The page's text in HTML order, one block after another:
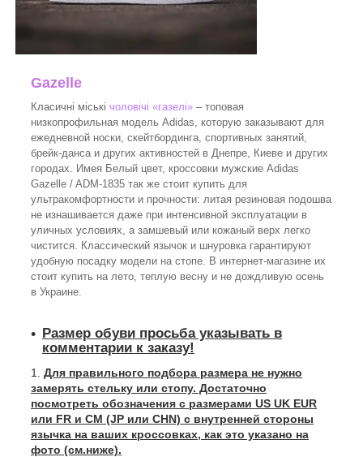
Gazelle
Класичні міські чоловічі «газелі» – топовая
низкопрофильная модель Adidas, которую заказывают для
ежедневной носки, скейтбординга, спортивных занятий,
брейк-данса и других активностей в Днепре, Киеве и других
городах. Имея Белый цвет, кроссовки мужские Adidas
Gazelle / ADM-1835 так же стоит купить для
ультракомфортности и прочности: литая резиновая подошва
не изнашивается даже при интенсивной эксплуатации в
уличных условиях, а замшевый или кожаный верх легко
чистится. Классический язычок и шнуровка гарантируют
удобную посадку модели на стопе. В интернет-магазине их
стоит купить на лето, теплую весну и не дождливую осень
в Украине.
Размер обуви просьба указывать в
комментарии к заказу!
Для правильного подбора размера не нужно
замерять стельку или стопу. Достаточно
посмотреть обозначения с размерами US UK EUR
или FR и СМ (JP или CHN) с внутренней стороны
язычка на ваших кроссовках, как это указано на
фото (см.ниже).